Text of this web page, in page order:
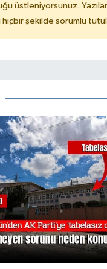
üstleniyorsunuz.
hiçbir şekilde sorumlu